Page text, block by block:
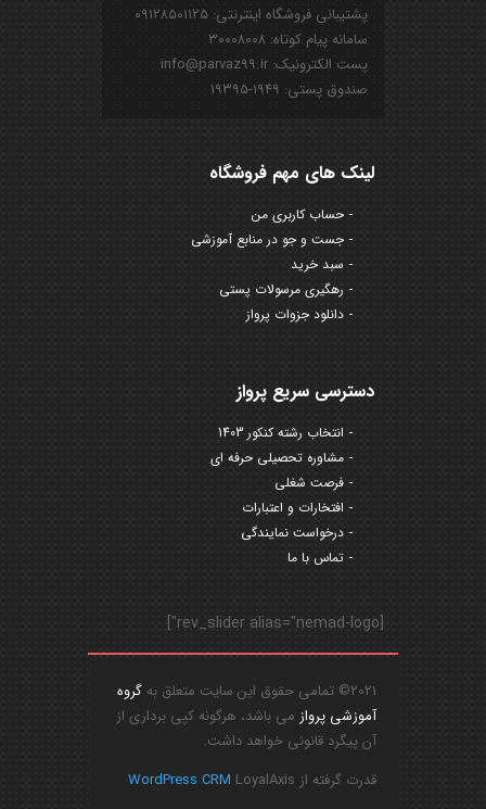
پشتیبانی فروشگاه اینترنتی: ۰۹۱۲۸۵۰۱۱۲۵
سامانه پیام کوتاه: ۳۰۰۰۸۰۰۸
پست الکترونیک: info@parvaz99.ir
صندوق پستی: ۱۹۴۹-۱۹۳۹۵
لینک های مهم فروشگاه
حساب کاربری من
جست و جو در منابع آموزشی
سبد خرید
رهگیری مرسولات پستی
دانلود جزوات پرواز
دسترسی سریع پرواز
انتخاب رشته کنکور 1403
مشاوره تحصیلی حرفه ای
فرصت شغلی
افتخارات و اعتبارات
درخواست نمایندگی
تماس با ما
[rev_slider alias="nemad-logo"]
2021© تمامی حقوق این سایت متعلق به
گروه
آموزشی پروازمی باشد، هرگونه کپی برداری از
آن پیگرد قانونی خواهد داشت.
قدرت گرفته از
WordPress CRM LoyalAxis